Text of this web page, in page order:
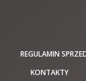
REGULAMIN
KONTAKTY